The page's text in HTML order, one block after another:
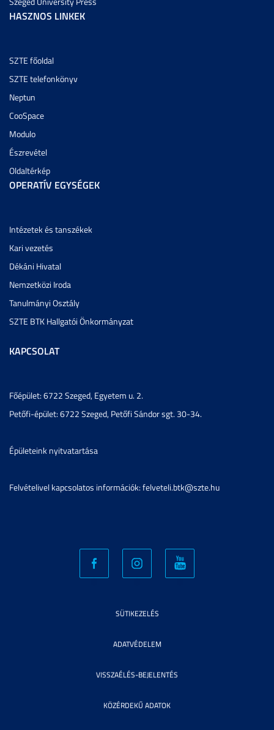
HASZNOS LINKEK
SZTE főoldal
SZTE telefonkönyv
Neptun
CooSpace
Modulo
Észrevétel
Oldaltérkép
OPERATÍV EGYSÉGEK
Intézetek és tanszékek
Kari vezetés
Dékáni Hivatal
Nemzetközi Iroda
Tanulmányi Osztály
SZTE BTK Hallgatói Önkormányzat
KAPCSOLAT
Főépület: 6722 Szeged, Egyetem u. 2.
Petőfi-épület: 6722 Szeged, Petőfi Sándor sgt. 30-34.
Épületeink nyitvatartása
Felvételivel kapcsolatos információk: felveteli.btk@szte.hu
SÜTIKEZELÉS
ADATVÉDELEM
VISSZAÉLÉS-BEJELENTÉS
KÖZÉRDEKŰ ADATOK